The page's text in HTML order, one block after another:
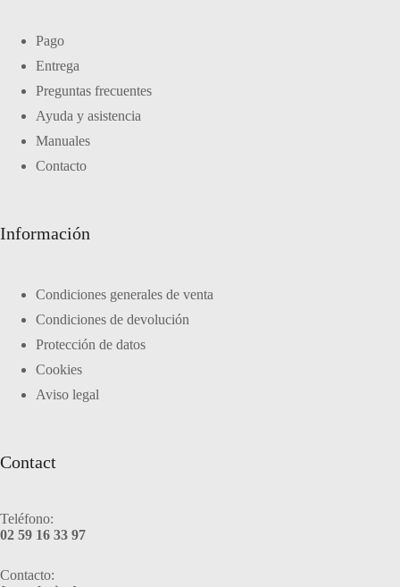
Pago
Entrega
Preguntas frecuentes
Ayuda y asistencia
Manuales
Contacto
Información
Condiciones generales de venta
Condiciones de devolución
Protección de datos
Cookies
Aviso legal
Contact
Teléfono:
02 59 16 33 97
Contacto: